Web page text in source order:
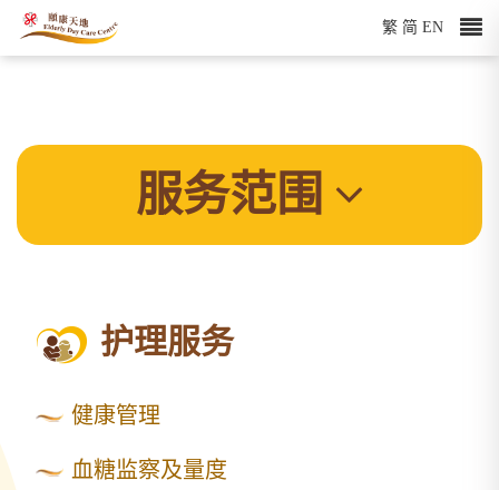
繁 简 EN
服务范围
护理服务
健康管理
血糖监察及量度